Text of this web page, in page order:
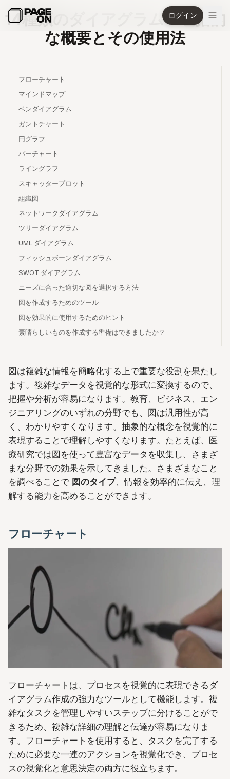
ログイン
14種類のダイアグラム：包括的
な概要とその使用法
フローチャート
マインドマップ
ベンダイアグラム
ガントチャート
円グラフ
バーチャート
ライングラフ
スキャッタープロット
組織図
ネットワークダイアグラム
ツリーダイアグラム
UML ダイアグラム
フィッシュボーンダイアグラム
SWOT ダイアグラム
ニーズに合った適切な図を選択する方法
図を作成するためのツール
図を効果的に使用するためのヒント
素晴らしいものを作成する準備はできましたか？
図は複雑な情報を簡略化する上で重要な役割を果たし
ます。複雑なデータを視覚的な形式に変換するので、
把握や分析が容易になります。教育、ビジネス、エン
ジニアリングのいずれの分野でも、図は汎用性が高
く、わかりやすくなります。抽象的な概念を視覚的に
表現することで理解しやすくなります。たとえば、医
療研究では図を使って豊富なデータを収集し、さまざ
まな分野での効果を示してきました。さまざまなこと
を調べることで 図のタイプ、情報を効率的に伝え、理
解する能力を高めることができます。
フローチャート
フローチャートは、プロセスを視覚的に表現できるダ
イアグラム作成の強力なツールとして機能します。複
雑なタスクを管理しやすいステップに分けることがで
きるため、複雑な詳細の理解と伝達が容易になりま
す。フローチャートを使用すると、タスクを完了する
ために必要な一連のアクションを視覚化でき、プロセ
スの視覚化と意思決定の両方に役立ちます。